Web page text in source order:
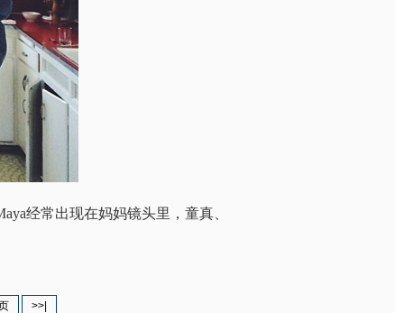
经常出现在妈妈镜头里，童真、
>>|